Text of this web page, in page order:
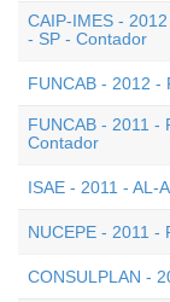
CAIP-IMES -
- SP - Contador
FUNCAB - 2012 -
FUNCAB - 2011 -
Contador
ISAE - 2011 - AL-
NUCEPE - 2011 -
CONSULPLAN -